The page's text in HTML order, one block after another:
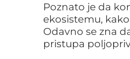
Poznato je da
ekosistemu,
Odavno se zna
pristupa